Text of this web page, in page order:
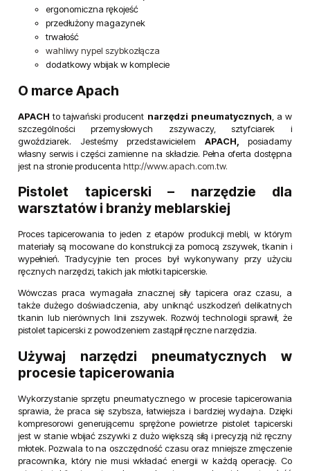
ergonomiczna rękojeść
przedłużony magazynek
trwałość
wahliwy nypel szybkozłącza
dodatkowy wbijak w komplecie
O marce Apach
APACH to tajwański producent narzędzi pneumatycznych , a w
szczególności przemysłowych zszywaczy, sztyfciarek i
gwoździarek. Jesteśmy przedstawicielem APACH, posiadamy
własny serwis i części zamienne na składzie. Pełna oferta dostępna
jest na stronie producenta http://www.apach.com.tw.
Pistolet tapicerski – narzędzie dla
warsztatów i branży meblarskiej
Proces tapicerowania to jeden z etapów produkcji mebli, w którym
materiały są mocowane do konstrukcji za pomocą zszywek, tkanin i
wypełnień. Tradycyjnie ten proces był wykonywany przy użyciu
ręcznych narzędzi, takich jak młotki tapicerskie.
Wówczas praca wymagała znacznej siły tapicera oraz czasu, a
także dużego doświadczenia, aby uniknąć uszkodzeń delikatnych
tkanin lub nierównych linii zszywek. Rozwój technologii sprawił, że
pistolet tapicerski z powodzeniem zastąpił ręczne narzędzia.
Używaj narzędzi pneumatycznych w
procesie tapicerowania
Wykorzystanie sprzętu pneumatycznego w procesie tapicerowania
sprawia, że praca się szybsza, łatwiejsza i bardziej wydajna. Dzięki
kompresorowi generującemu sprężone powietrze pistolet tapicerski
jest w stanie wbijać zszywki z dużo większą siłą i precyzją niż ręczny
młotek. Pozwala to na oszczędność czasu oraz mniejsze zmęczenie
pracownika, który nie musi wkładać energii w każdą operację. Co